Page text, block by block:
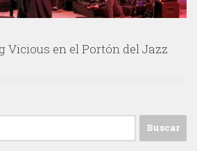
Vicious en el Portón del Jazz